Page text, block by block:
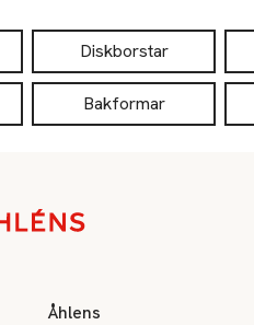
Diskborstar
Bakformar
Åhlens